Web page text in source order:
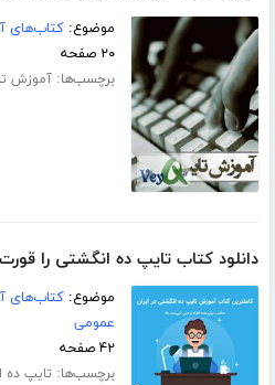
موضوع:کتاب‌های
۲۰ صفحه
برچسب‌ها:آموزش
دانلود کتاب تایپ ده انگشتی را
موضوع:کتاب‌های
عمومی
۴۲ صفحه
برچسب‌ها: تایپ ده